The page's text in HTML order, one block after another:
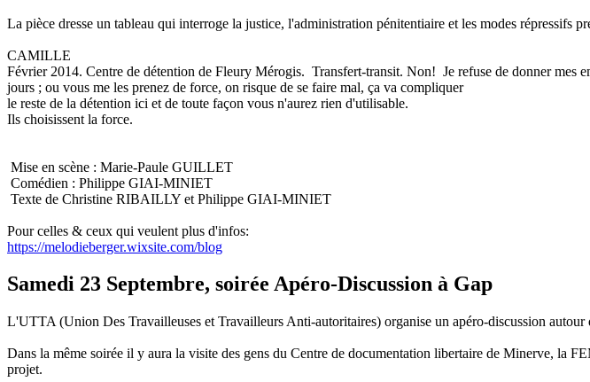
La pièce dresse un tableau qui interroge la justice, l'administration pénitentiaire et les modes répressifs
CAMILLE
Février 2014. Centre de détention de Fleury Mérogis. Transfert-transit. Non! Je refuse de donner mes
jours ; ou vous me les prenez de force, on risque de se faire mal, ça va compliquer
le reste de la détention ici et de toute façon vous n'aurez rien d'utilisable.
Ils choisissent la force.
Mise en scène : Marie-Paule GUILLET
Comédien : Philippe GIAI-MINIET
Texte de Christine RIBAILLY et Philippe GIAI-MINIET
Pour celles & ceux qui veulent plus d'infos:
https://melodieberger.wixsite.com/blog
Samedi 23 Septembre, soirée Apéro-Discussion à Gap
L'UTTA (Union Des Travailleuses et Travailleurs Anti-autoritaires) organise un apéro-discussion autour
Dans la même soirée il y aura la visite des gens du Centre de documentation libertaire de Minerve, la
projet.